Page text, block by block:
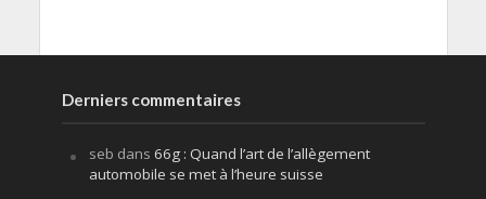
Derniers commentaires
seb dans 66g : Quand l’art de l’allègement
automobile se met à l’heure suisse